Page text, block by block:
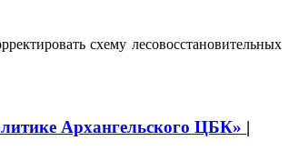
схему лесовосстановительных
Архангельского ЦБК» |